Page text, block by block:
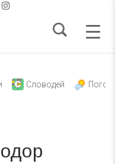
Словодей